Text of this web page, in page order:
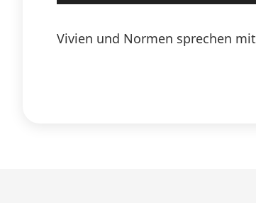
Player
Vivien und Normen sprechen